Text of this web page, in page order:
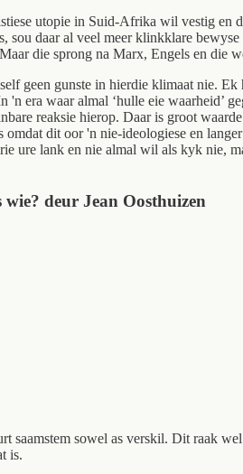
utopie in Suid-Afrika wil vestig en
daar al veel meer klinkklare
die sprong na Marx, Engels en die
geen gunste in hierdie klimaat nie.
era waar almal ‘hulle eie
reaksie hierop. Daar is groot
dit oor 'n nie-ideologiese en
ure lank en nie almal wil als kyk nie,
deur Jean Oosthuizen
saamstem sowel as verskil. Dit raak
is.